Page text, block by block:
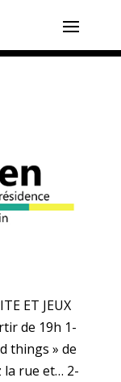
ET JEUX
de 19h 1-
things » de
la rue et… 2-